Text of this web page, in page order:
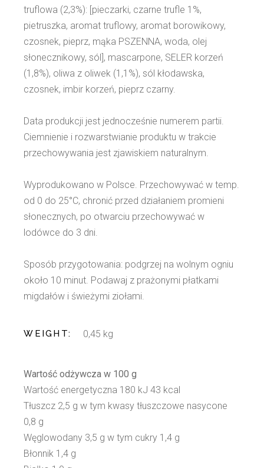
truflowa (2,3%): [pieczarki, czarne trufle 1%,
pietruszka, aromat truflowy, aromat borowikowy,
czosnek, pieprz, mąka PSZENNA, woda, olej
słonecznikowy, sól], mascarpone, SELER korzeń
(1,8%), oliwa z oliwek (1,1%), sól kłodawska,
czosnek, imbir korzeń, pieprz czarny.
Data produkcji jest jednocześnie numerem partii.
Ciemnienie i rozwarstwianie produktu w trakcie
przechowywania jest zjawiskiem naturalnym.
Wyprodukowano w Polsce. Przechowywać w temp.
od 0 do 25°C, chronić przed działaniem promieni
słonecznych, po otwarciu przechowywać w
lodówce do 3 dni.
Sposób przygotowania: podgrzej na wolnym ogniu
około 10 minut. Podawaj z prażonymi płatkami
migdałów i świeżymi ziołami.
WEIGHT 0,45 kg
Wartość odżywcza w 100 g
Wartość energetyczna 180 kJ 43 kcal
Tłuszcz 2,5 g w tym kwasy tłuszczowe nasycone
0,8 g
Węglowodany 3,5 g w tym cukry 1,4 g
Błonnik 1,4 g